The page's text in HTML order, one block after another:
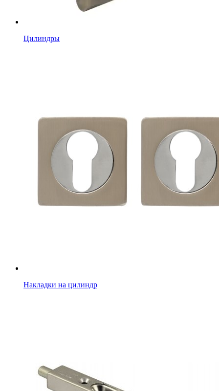
Цилиндры
Накладки на цилиндр